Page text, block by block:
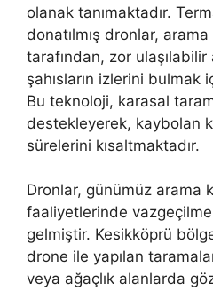
olanak tanımaktadır.
donatılmış dronlar,
tarafından, zor
şahısların izlerini bulmak
Bu teknoloji, karasal
destekleyerek, kaybolan
sürelerini kısaltmaktadır.
Dronlar, günümüz arama
faaliyetlerinde
gelmiştir. Kesikköprü
drone ile yapılan
veya ağaçlık alanlarda